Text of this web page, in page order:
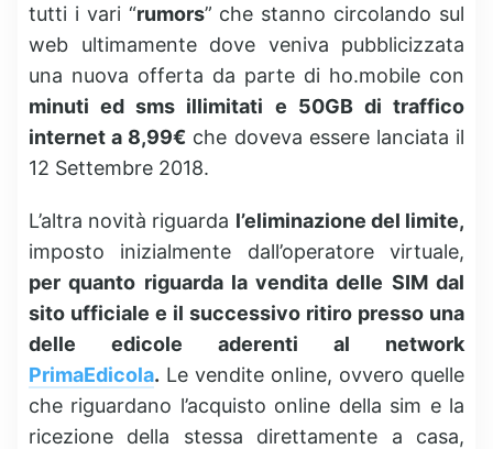
tutti i vari “rumors” che stanno circolando sul
web ultimamente dove veniva pubblicizzata
una nuova offerta da parte di ho.mobile con
minuti ed sms illimitati e 50GB di traffico
internet a 8,99€ che doveva essere lanciata il
12 Settembre 2018.
L’altra novità riguarda l’eliminazione del limite,
imposto inizialmente dall’operatore virtuale,
per quanto riguarda la vendita delle SIM dal
sito ufficiale e il successivo ritiro presso una
delle edicole aderenti al network
PrimaEdicola. Le vendite online, ovvero quelle
che riguardano l’acquisto online della sim e la
ricezione della stessa direttamente a casa,